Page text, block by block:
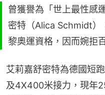
曾獲譽為「世上最性感
密特（Alica Schmidt）
黎奧運資格，因而婉拒
艾莉嘉舒密特為德國短
及4X400米接力，現年